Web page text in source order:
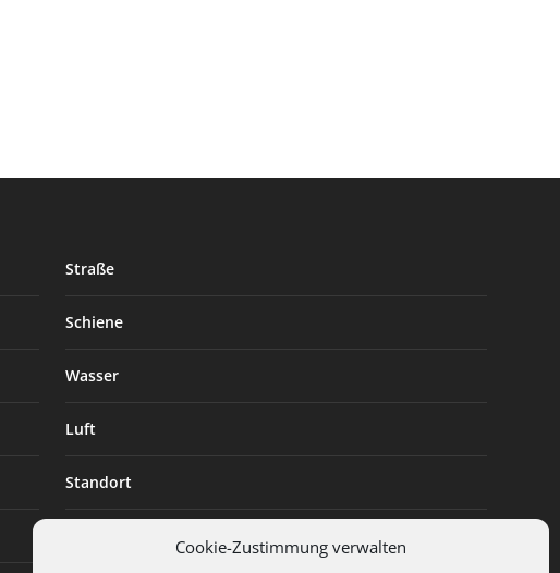
Cookie-Zustimmung verwalten
Straße
Schiene
Wasser
Luft
Standort